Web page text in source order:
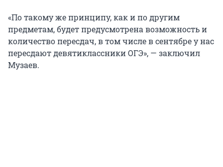
«По такому же принципу, как и по другим
предметам, будет предусмотрена возможность и
количество пересдач, в том числе в сентябре у нас
пересдают девятиклассники ОГЭ», — заключил
Музаев.